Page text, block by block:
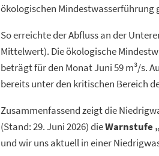
ökologischen Mindestwasserführung
So erreichte der Abfluss an der
Mittelwert). Die ökologische
beträgt für den Monat Juni 59 m³/s.
bereits unter den kritischen Bereich
Zusammenfassend zeigt die
(Stand: 29. Juni 2026) dieWarnstufe
und wir uns aktuell in einer